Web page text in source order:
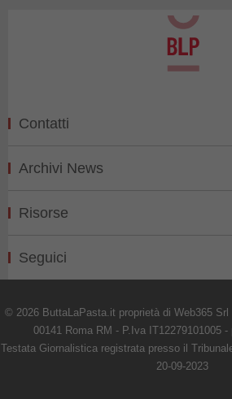
Contatti
Archivi News
Risorse
Seguici
© 2026 ButtaLaPasta.it proprietà di Web365
00141 Roma RM - P.Iva IT12279101005
Testata Giornalistica registrata presso il
20-09-2023